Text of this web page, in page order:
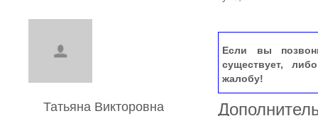
Татьяна Викторовна
Если вы
существует,
жалобу!